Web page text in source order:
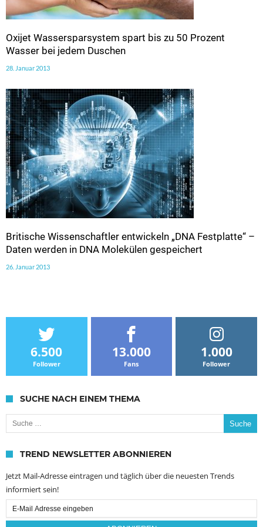
Oxijet Wassersparsystem spart bis zu 50 Prozent
Wasser bei jedem Duschen
28. Januar 2013
Britische Wissenschaftler entwickeln „DNA Festplatte“ –
Daten werden in DNA Molekülen gespeichert
26. Januar 2013
6.500
Follower
13.000
Fans
1.000
Follower
SUCHE NACH EINEM THEMA
Suche nach:
TREND NEWSLETTER ABONNIEREN
Jetzt Mail-Adresse eintragen und täglich über die neuesten Trends
informiert sein!
Email
Subscription